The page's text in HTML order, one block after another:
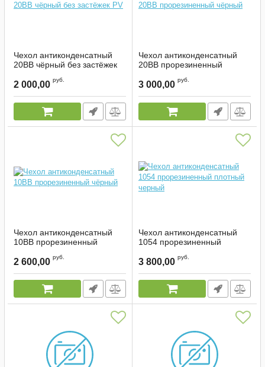
Чехол антиконденсатный
20ВВ чёрный без застёжек
Артикул: 2273
2 000,00 руб.
Чехол антиконденсатный
20ВВ прорезиненный
Артикул: 2338
3 000,00 руб.
Чехол антиконденсатный
10ВВ прорезиненный
Артикул: 2339
2 600,00 руб.
Чехол антиконденсатный
1054 прорезиненный
Артикул: 1665
3 800,00 руб.